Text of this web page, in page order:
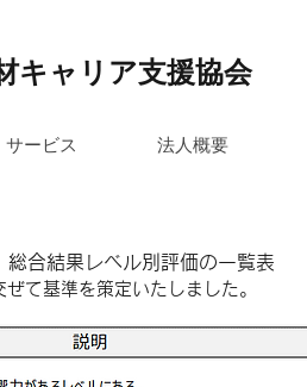
キャリア支援協会
サービス 法人概要
合結果レベル別評価の一覧表
て基準を策定いたしました。